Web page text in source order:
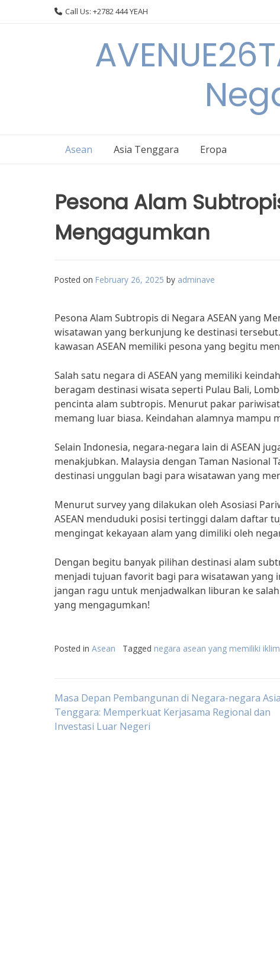
Call Us: +2782 444 YEAH
Asean Asia Tenggara Eropa
Pesona Alam
Mengagumkan
Posted on February 26, 2025 by adminave
Pesona Alam Subtropis di Negara ASEAN yang
wisatawan yang berkunjung ke destinasi
kawasan ASEAN memiliki pesona yang begitu
Salah satu negara di ASEAN yang memiliki
beragam destinasi wisata seperti Pulau Bali,
pencinta alam subtropis. Menurut pakar
memang luar biasa. Keindahan alamnya mampu
Selain Indonesia, negara-negara lain di ASEAN
menakjubkan. Malaysia dengan Taman Nasional
destinasi unggulan bagi para wisatawan yang
Menurut survey yang dilakukan oleh Asosiasi
ASEAN menduduki posisi tertinggi dalam daftar
mengingat kekayaan alam yang dimiliki oleh
Dengan begitu banyak pilihan destinasi alam
menjadi tujuan favorit bagi para wisatawan yang
jangan ragu untuk menjadwalkan liburan ke
yang mengagumkan!
Posted in Asean Tagged negara asean yang memiliki
Post
navigation
Masa Depan Pembangunan di Negara-negara Asia
Tenggara: Memperkuat Kerjasama Regional dan
Investasi Luar Negeri